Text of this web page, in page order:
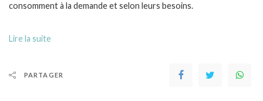
consomment à la demande et selon leurs besoins.
Lire la suite
PARTAGER